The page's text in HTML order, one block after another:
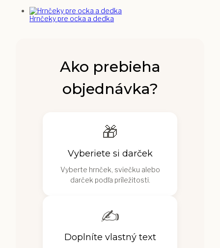
Hrnčeky pre ocka a dedka
Ako prebieha
objednávka?
🎁
Vyberiete si darček
Vyberte hrnček, sviečku alebo
darček podľa príležitosti.
✍️
Doplníte vlastný text